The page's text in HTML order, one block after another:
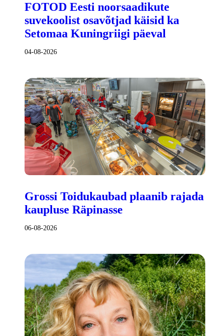
FOTOD Eesti noorsaadikute
suvekoolist osavõtjad käisid ka
Setomaa Kuningriigi päeval
04-08-2026
Grossi Toidukaubad plaanib rajada
kaupluse Räpinasse
06-08-2026